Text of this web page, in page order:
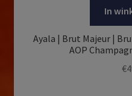
In
Ayala | Brut Majeur |
AOP
€